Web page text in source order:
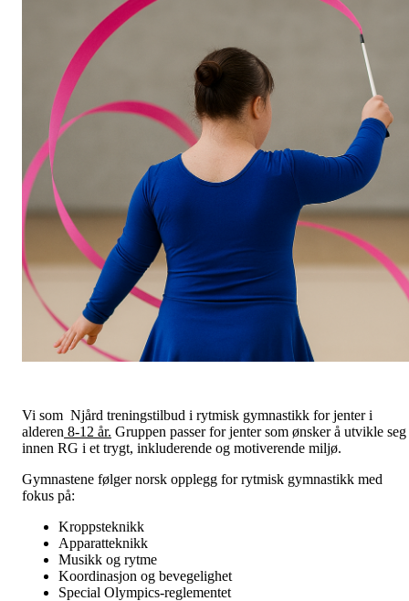
Vi som Njård treningstilbud i rytmisk gymnastikk for jenter i
alderen 8-12 år. Gruppen passer for jenter som ønsker å utvikle seg
innen RG i et trygt, inkluderende og motiverende miljø.
Gymnastene følger norsk opplegg for rytmisk gymnastikk med
fokus på:
Kroppsteknikk
Apparatteknikk
Musikk og rytme
Koordinasjon og bevegelighet
Special Olympics-reglementet